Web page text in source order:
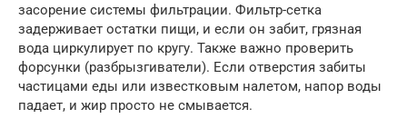
засорение системы фильтрации. Фильтр-сетка
задерживает остатки пищи, и если он забит, грязная
вода циркулирует по кругу. Также важно проверить
форсунки (разбрызгиватели). Если отверстия забиты
частицами еды или известковым налетом, напор воды
падает, и жир просто не смывается.